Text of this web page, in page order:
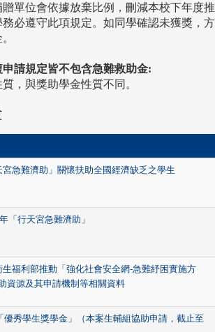
單位會依據放棄比例，刪減本校下年度推
必遵守此項規定。如同學確認未獲獎，方
請規定皆不包含急難救助金:
，與獎助學金性質不同。
宮急難濟助」關懷扶助全國經濟缺乏之學生
「行天宮急難濟助」
生福利部推動「強化社會安全網-急難紓困實施方
資源及其申請機制等相關資料
優秀學生獎學金」（本案生輔組協助申請，截止至